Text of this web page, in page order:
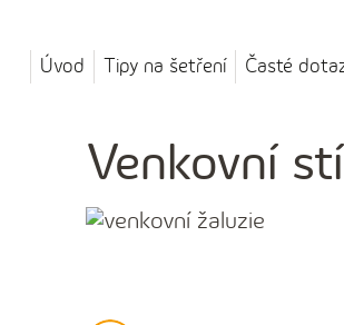
Úvod Tipy na šetření Časté
Venkovní